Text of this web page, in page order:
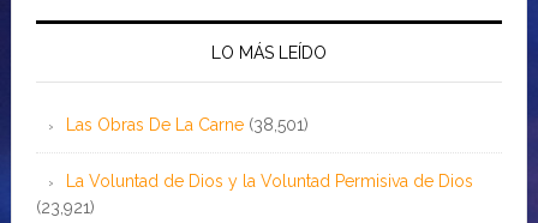
LO MÁS LEÍDO
Las Obras De La Carne (38,501)
La Voluntad de Dios y la Voluntad Permisiva de Dios
(23,921)